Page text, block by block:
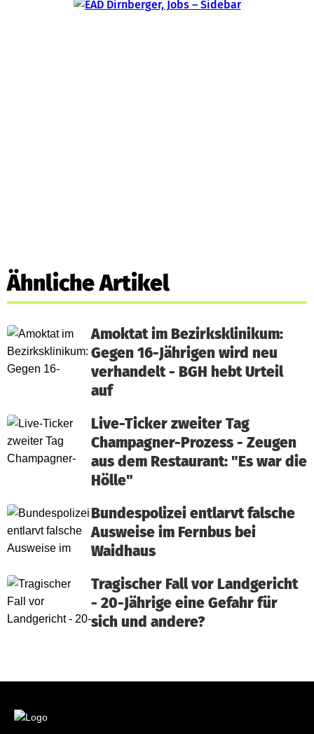
Ähnliche Artikel
Amoktat im Bezirksklinikum:
Gegen 16-Jährigen wird neu
verhandelt - BGH hebt Urteil
auf
Live-Ticker zweiter Tag
Champagner-Prozess - Zeugen
aus dem Restaurant: "Es war die
Hölle"
Bundespolizei entlarvt falsche
Ausweise im Fernbus bei
Waidhaus
Tragischer Fall vor Landgericht
- 20-Jährige eine Gefahr für
sich und andere?